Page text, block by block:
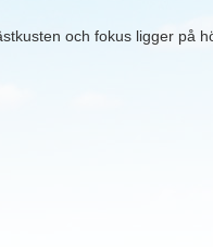
och fokus ligger på